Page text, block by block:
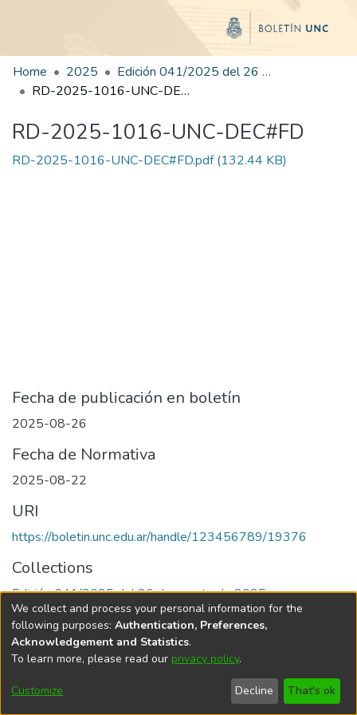
Home 2025
Edición 041/2025 del 26 de agosto de 2025
RD-2025-1016-UNC-DEC#FD
RD-2025-1016-UNC-DEC#FD
RD-2025-1016-UNC-DEC#FD.pdf(132.44 KB)
Fecha de publicación en boletín
2025-08-26
Fecha de Normativa
2025-08-22
URI
https://boletin.unc.edu.ar/handle/123456789/19376
Collections
Edición 041/2025 del 26 de agosto de 2025
Universidad Nacional de Córdoba
We collect and process your personal information for the
following purposes: Authentication, Preferences,
Acknowledgement and Statistics.
To learn more, please read our privacy policy.
Customize Decline That's ok